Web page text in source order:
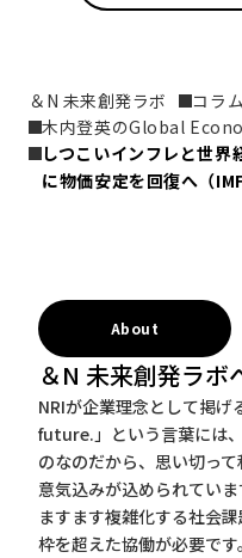
＆N 未来創発ラボ
コラム
木内登英のGlobal
しつこいインフレと世
に物価安定を回復へ（
About
＆N 未来創発ラボ
NRIが企業理念として掲
future.」という言葉には
のなのだから、思い切っ
意気込みが込められていま
ますます複雑化する社会
枠を超えた協働が必要です。